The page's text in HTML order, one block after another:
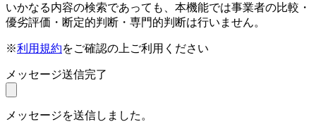
いかなる内容の検索であっても、本機能では事業者の比較・
優劣評価・断定的判断・専門的判断は行いません。
※利用規約をご確認の上ご利用ください
メッセージ送信完了
メッセージを送信しました。